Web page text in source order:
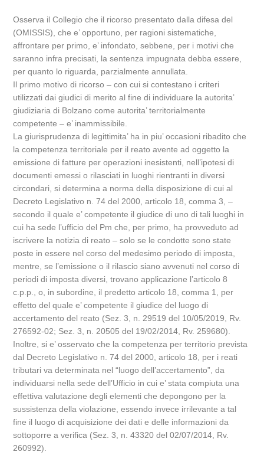
Osserva il Collegio che il ricorso presentato dalla difesa del
(OMISSIS), che e’ opportuno, per ragioni sistematiche,
affrontare per primo, e’ infondato, sebbene, per i motivi che
saranno infra precisati, la sentenza impugnata debba essere,
per quanto lo riguarda, parzialmente annullata.
Il primo motivo di ricorso – con cui si contestano i criteri
utilizzati dai giudici di merito al fine di individuare la autorita’
giudiziaria di Bolzano come autorita’ territorialmente
competente – e’ inammissibile.
La giurisprudenza di legittimita’ ha in piu’ occasioni ribadito che
la competenza territoriale per il reato avente ad oggetto la
emissione di fatture per operazioni inesistenti, nell’ipotesi di
documenti emessi o rilasciati in luoghi rientranti in diversi
circondari, si determina a norma della disposizione di cui al
Decreto Legislativo n. 74 del 2000, articolo 18, comma 3, –
secondo il quale e’ competente il giudice di uno di tali luoghi in
cui ha sede l’ufficio del Pm che, per primo, ha provveduto ad
iscrivere la notizia di reato – solo se le condotte sono state
poste in essere nel corso del medesimo periodo di imposta,
mentre, se l’emissione o il rilascio siano avvenuti nel corso di
periodi di imposta diversi, trovano applicazione l’articolo 8
c.p.p., o, in subordine, il predetto articolo 18, comma 1, per
effetto del quale e’ competente il giudice del luogo di
accertamento del reato (Sez. 3, n. 29519 del 10/05/2019, Rv.
276592-02; Sez. 3, n. 20505 del 19/02/2014, Rv. 259680).
Inoltre, si e’ osservato che la competenza per territorio prevista
dal Decreto Legislativo n. 74 del 2000, articolo 18, per i reati
tributari va determinata nel “luogo dell’accertamento”, da
individuarsi nella sede dell’Ufficio in cui e’ stata compiuta una
effettiva valutazione degli elementi che depongono per la
sussistenza della violazione, essendo invece irrilevante a tal
fine il luogo di acquisizione dei dati e delle informazioni da
sottoporre a verifica (Sez. 3, n. 43320 del 02/07/2014, Rv.
260992).